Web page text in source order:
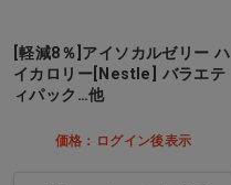
[軽減8％]アイソカルゼリー ハ
イカロリー[Nestle] バラエテ
ィパック…他
価格：ログイン後表示